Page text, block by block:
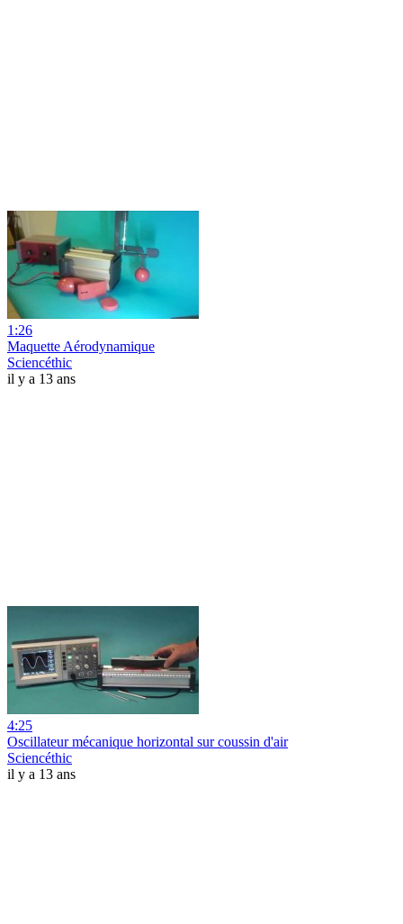
1:26
Maquette Aérodynamique
Sciencéthic
il y a 13 ans
4:25
Oscillateur mécanique horizontal sur coussin d'air
Sciencéthic
il y a 13 ans